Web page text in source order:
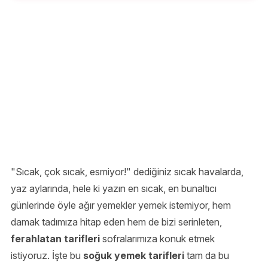
"Sıcak, çok sıcak, esmiyor!" dediğiniz sıcak havalarda,
yaz aylarında, hele ki yazın en sıcak, en bunaltıcı
günlerinde öyle ağır yemekler yemek istemiyor, hem
damak tadımıza hitap eden hem de bizi serinleten,
ferahlatan tarifleri sofralarımıza konuk etmek
istiyoruz. İşte bu soğuk yemek tarifleri tam da bu